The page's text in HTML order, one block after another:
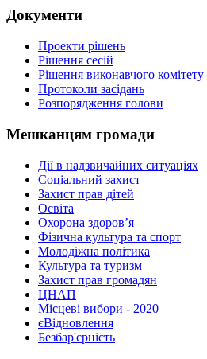
Документи
Проекти рішень
Рішення сесій
Рішення виконавчого комітету
Протоколи засідань
Розпорядження голови
Мешканцям громади
Дії в надзвичайних ситуаціях
Соціальний захист
Захист прав дітей
Освіта
Охорона здоров’я
Фізична культура та спорт
Молодіжна політика
Культура та туризм
Захист прав громадян
ЦНАП
Місцеві вибори - 2020
єВідновлення
Безбар'єрність